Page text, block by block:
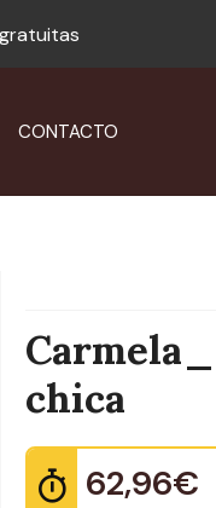
CONTACTO
chica
62,96€